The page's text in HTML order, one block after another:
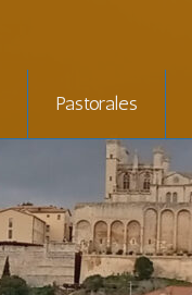
Pastorales